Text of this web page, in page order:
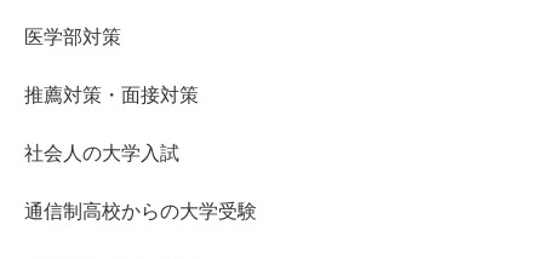
医学部対策
推薦対策・面接対策
社会人の大学入試
通信制高校からの大学受験